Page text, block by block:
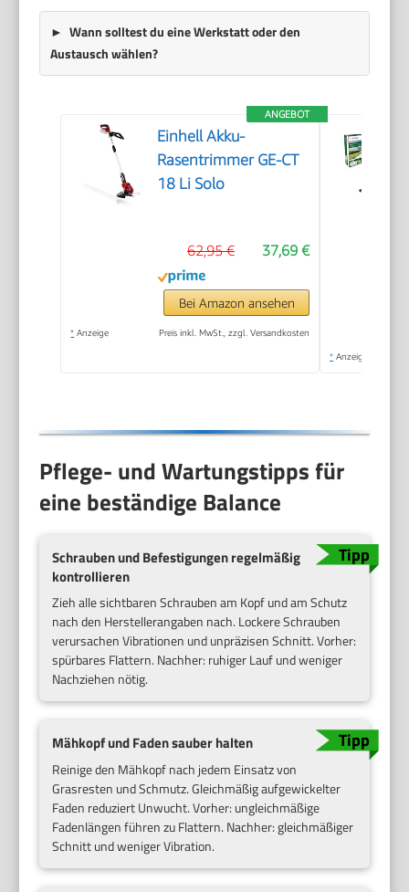
Wann solltest du eine Werkstatt oder den
Austausch wählen?
ANGEBOT
Einhell Akku-
Rasentrimmer GE-CT
18 Li Solo
37,69 €
62,95 €
Bei Amazon ansehen
* Anzeige Preis inkl. MwSt., zzgl. Versandkosten
* Anzeige
Pflege- und Wartungstipps für
eine beständige Balance
Schrauben und Befestigungen regelmäßig
kontrollieren
Zieh alle sichtbaren Schrauben am Kopf und am Schutz
nach den Herstellerangaben nach. Lockere Schrauben
verursachen Vibrationen und unpräzisen Schnitt. Vorher:
spürbares Flattern. Nachher: ruhiger Lauf und weniger
Nachziehen nötig.
Mähkopf und Faden sauber halten
Reinige den Mähkopf nach jedem Einsatz von
Grasresten und Schmutz. Gleichmäßig aufgewickelter
Faden reduziert Unwucht. Vorher: ungleichmäßige
Fadenlängen führen zu Flattern. Nachher: gleichmäßiger
Schnitt und weniger Vibration.